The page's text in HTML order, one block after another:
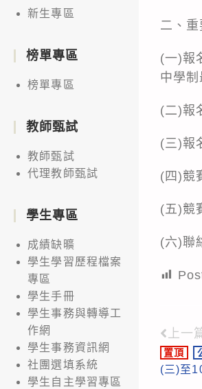
二、重
(一)報
中學制
(二)報
(三)報
(四)競
(五)競
(六)聯
Read
more
上一
置頂
(三)至
新生專區
榜單專區
榜單專區
教師甄試
教師甄試
代理教師甄試
學生專區
成績缺曠
學生學習歷程檔案
專區
學生手冊
學生事務與轉導工
作網
學生事務資訊網
社團選填系統
學生自主學習專區